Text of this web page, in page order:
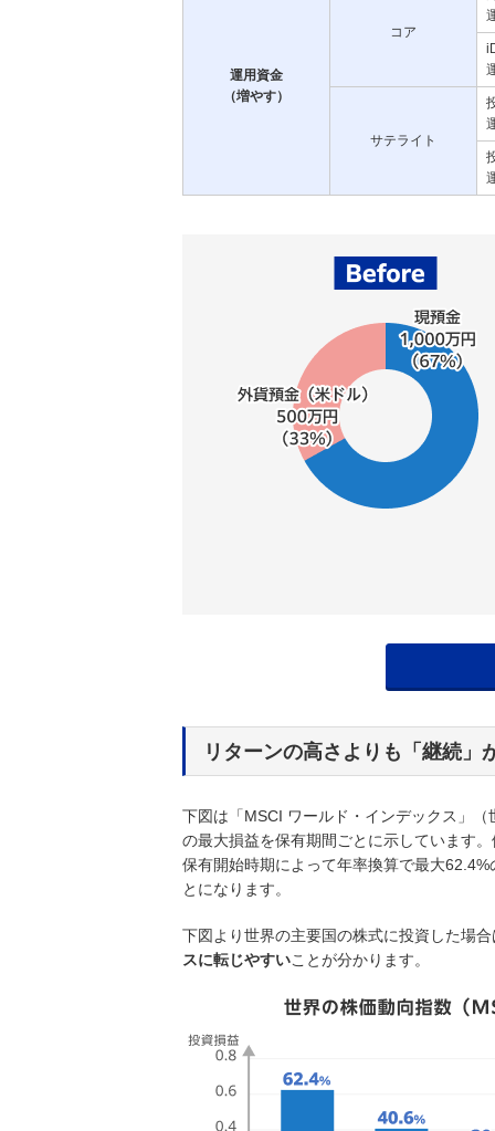
運用資金
（増やす）
コア
サテライト
リターンの高さよりも「継続」
下図は「MSCI ワールド・インデックス」
の最大損益を保有期間ごとに示しています
保有開始時期によって年率換算で最大
とになります。
下図より世界の主要国の株式に投資した場合
スに転じやすいことが分かります。